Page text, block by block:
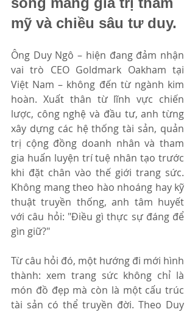
mỹ và chiều sâu tư duy.
Ông Duy Ngô – hiện đang đảm nhận
vai trò CEO Goldmark Oakham tại
Việt Nam – không đến từ ngành kim
hoàn. Xuất thân từ lĩnh vực chiến
lược, công nghệ và đầu tư, anh từng
xây dựng các hệ thống tài sản, quản
trị cộng đồng doanh nhân và tham
gia huấn luyện trí tuệ nhân tạo trước
khi đặt chân vào thế giới trang sức.
Không mang theo hào nhoáng hay kỹ
thuật truyền thống, anh tâm huyết
với câu hỏi: "Điều gì thực sự đáng để
gìn giữ?"
Từ câu hỏi đó, một hướng đi mới hình
thành: xem trang sức không chỉ là
món đồ đẹp mà còn là một cấu trúc
tài sản có thể truyền đời. Theo Duy